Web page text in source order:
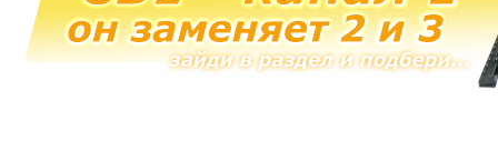
Распродажа Лампы